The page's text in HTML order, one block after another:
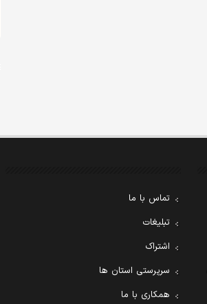
تماس با ما
تبلیغات
اشتراک
سرپرستی استان ها
همکاری با ما